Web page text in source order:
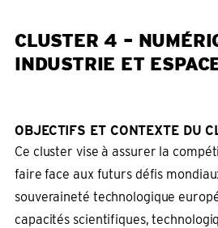
CLUSTER 4 –
INDUSTRIE ET
OBJECTIFS ET CONTEXTE DU
Ce cluster vise à assurer la
faire face aux futurs défis
souveraineté technologique
capacités scientifiques,